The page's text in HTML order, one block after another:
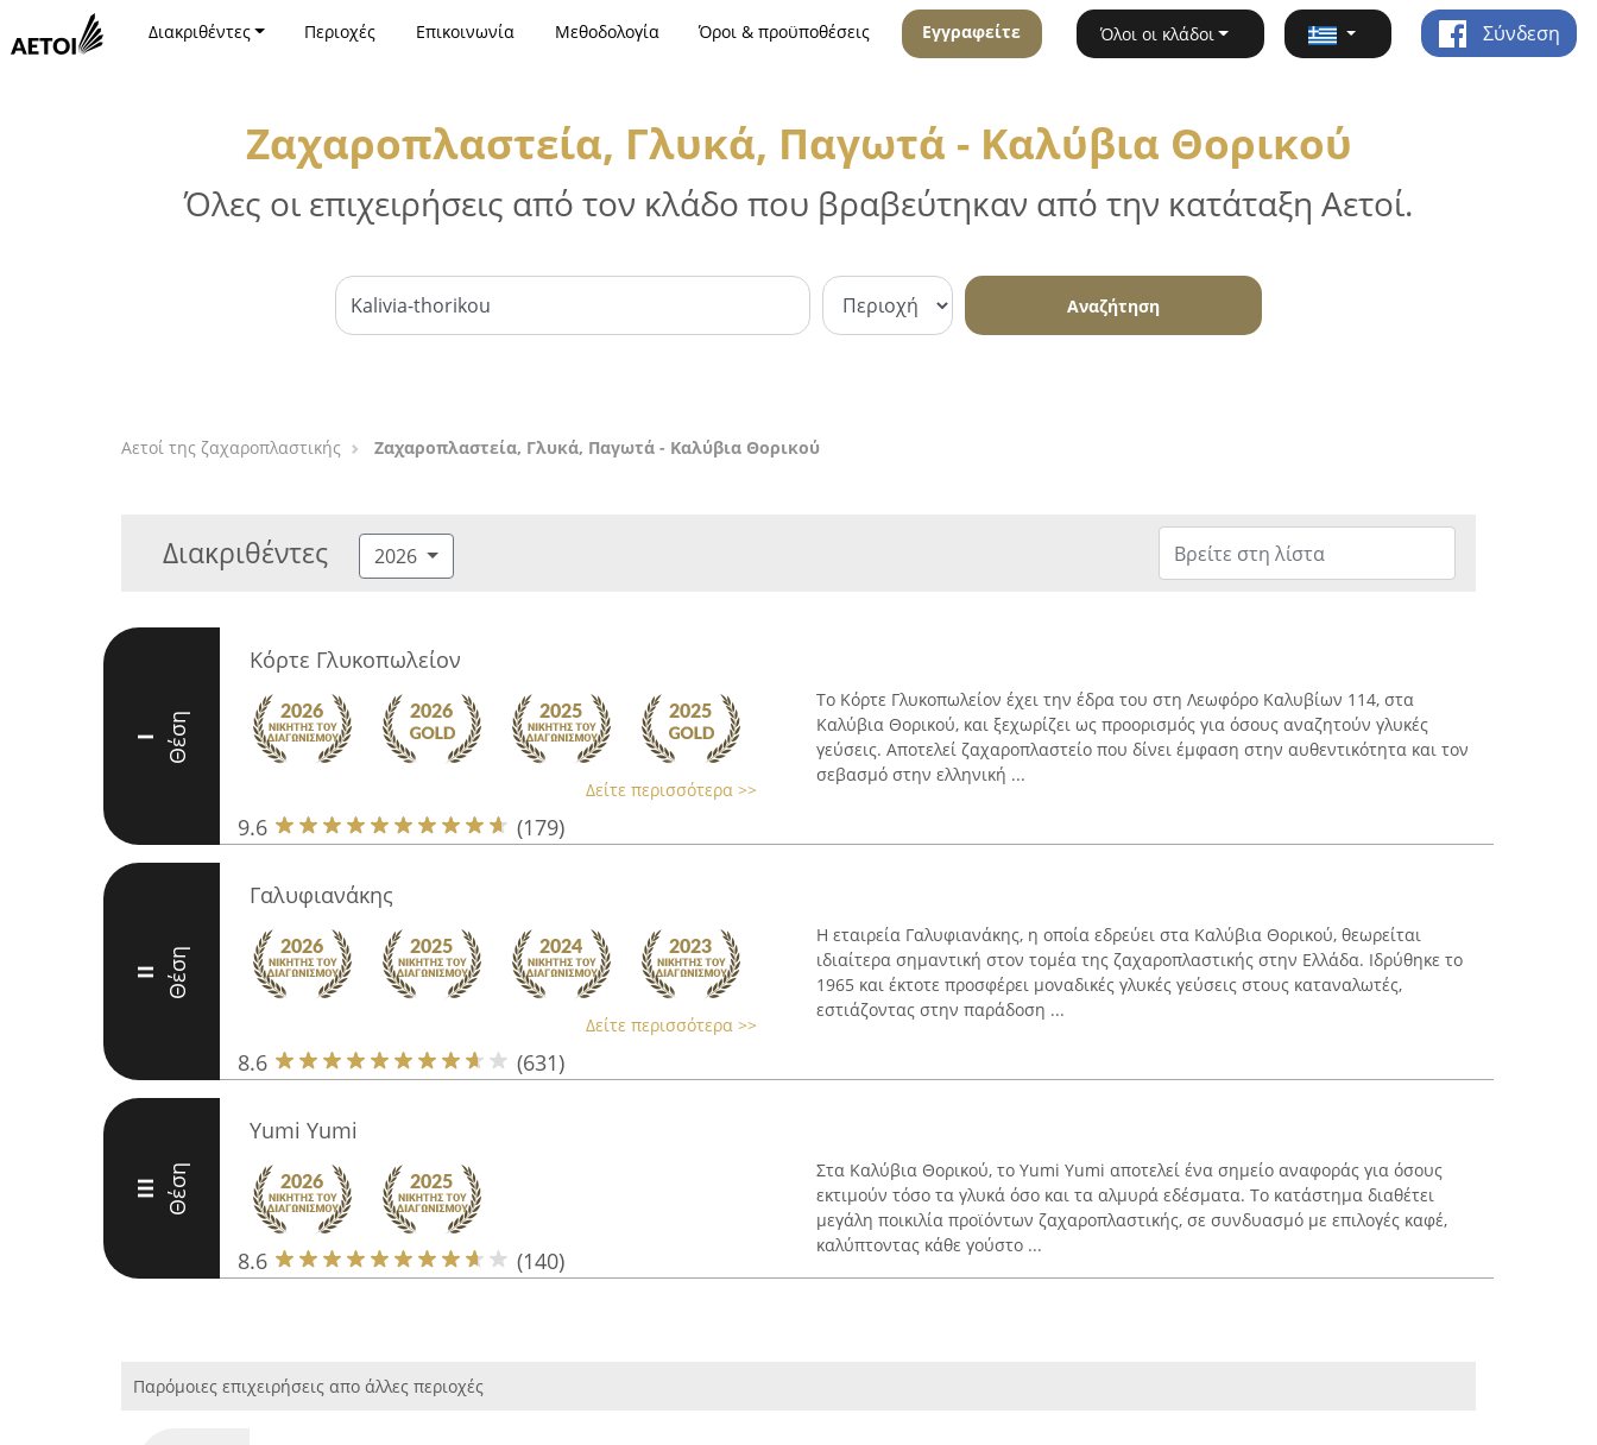
Διακριθέντες Περιοχές Επικοινωνία Μεθοδολογία Όροι & προϋποθέσεις Εγγραφείτε Όλοι οι κλάδοι Σύνδεση
Ζαχαροπλαστεία, Γλυκά, Παγωτά - Καλύβια Θορικού
Όλες οι επιχειρήσεις από τον κλάδο που βραβεύτηκαν από την κατάταξη Αετοί.
Αναζήτηση
Αετοί της ζαχαροπλαστικής Ζαχαροπλαστεία, Γλυκά, Παγωτά - Καλύβια Θορικού
Διακριθέντες 2026
I Θέση
Κόρτε Γλυκοπωλείον
Δείτε περισσότερα >>
9.6 (179)
Το Κόρτε Γλυκοπωλείον έχει την έδρα του στη Λεωφόρο Καλυβίων 114, στα
Καλύβια Θορικού, και ξεχωρίζει ως προορισμός για όσους αναζητούν γλυκές
γεύσεις. Αποτελεί ζαχαροπλαστείο που δίνει έμφαση στην αυθεντικότητα και τον
σεβασμό στην ελληνική ...
II Θέση
Γαλυφιανάκης
Δείτε περισσότερα >>
8.6 (631)
Η εταιρεία Γαλυφιανάκης, η οποία εδρεύει στα Καλύβια Θορικού, θεωρείται
ιδιαίτερα σημαντική στον τομέα της ζαχαροπλαστικής στην Ελλάδα. Ιδρύθηκε το
1965 και έκτοτε προσφέρει μοναδικές γλυκές γεύσεις στους καταναλωτές,
εστιάζοντας στην παράδοση ...
III Θέση
Yumi Yumi
8.6 (140)
Στα Καλύβια Θορικού, το Yumi Yumi αποτελεί ένα σημείο αναφοράς για όσους
εκτιμούν τόσο τα γλυκά όσο και τα αλμυρά εδέσματα. Το κατάστημα διαθέτει
μεγάλη ποικιλία προϊόντων ζαχαροπλαστικής, σε συνδυασμό με επιλογές καφέ,
καλύπτοντας κάθε γούστο ...
Παρόμοιες επιχειρήσεις απο άλλες περιοχές